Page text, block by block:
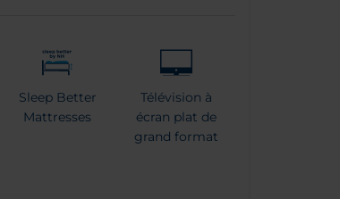
Sleep Better
Mattresses
Télévision à
écran plat de
grand format